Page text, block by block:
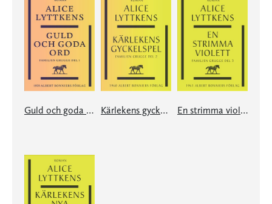
Guld och goda ord Kärlekens gyckelspel En strimma violett